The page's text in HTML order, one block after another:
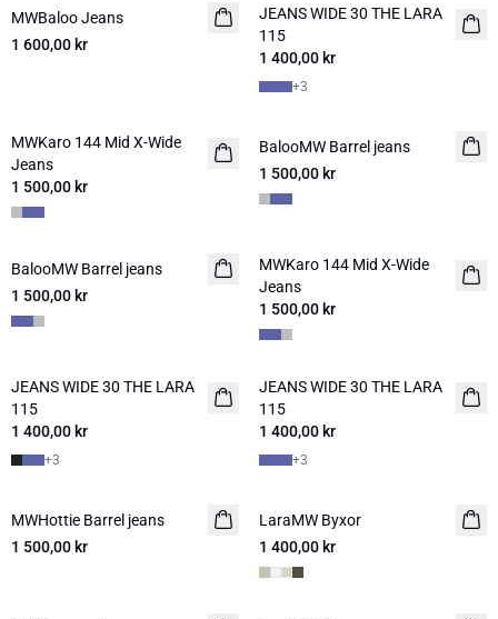
NYHET
MWBaloo Jeans
1 600,00 kr
NYHET
JEANS WIDE 30 THE LARA
115
1 400,00 kr
+3
NYHET
MWKaro 144 Mid X-Wide
Jeans
1 500,00 kr
NYHET
BalooMW Barrel jeans
1 500,00 kr
NYHET
BalooMW Barrel jeans
1 500,00 kr
NYHET
MWKaro 144 Mid X-Wide
Jeans
1 500,00 kr
NYHET
JEANS WIDE 30 THE LARA
115
1 400,00 kr
+3
NYHET
JEANS WIDE 30 THE LARA
115
1 400,00 kr
+3
NYHET
MWHottie Barrel jeans
1 500,00 kr
LaraMW Byxor
1 400,00 kr